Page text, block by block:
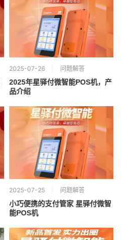
2025-07-26 问题解答
2025年星驿付微智能POS机，产
品介绍
2025-07-25 问题解答
小巧便携的支付管家 星驿付微智
能POS机